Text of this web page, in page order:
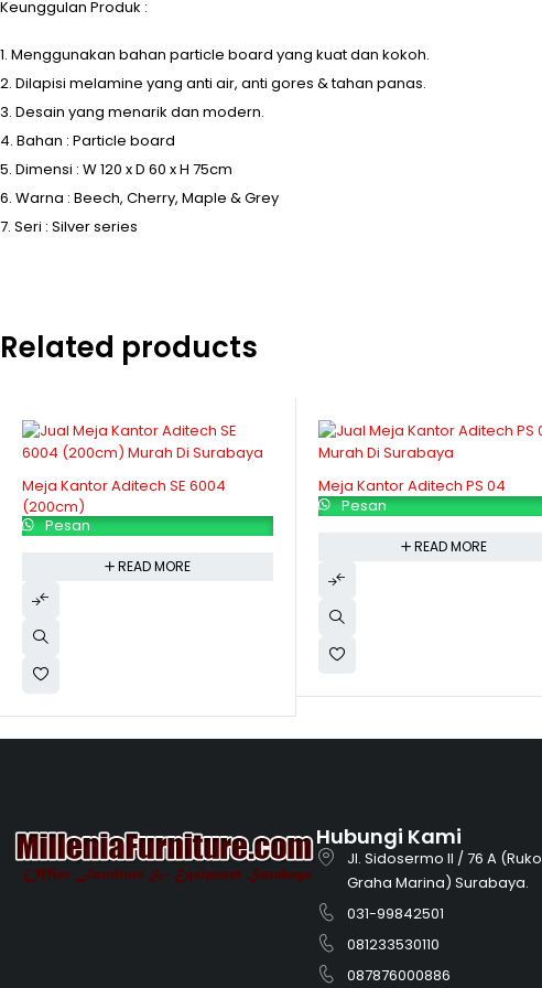
Keunggulan Produk :
Menggunakan bahan particle board yang kuat dan kokoh.
Dilapisi melamine yang anti air, anti gores & tahan panas.
Desain yang menarik dan modern.
Bahan : Particle board
Dimensi : W 120 x D 60 x H 75cm
Warna : Beech, Cherry, Maple & Grey
Seri : Silver series
Related products
Meja Kantor Aditech SE 6004
(200cm)
Pesan
READ MORE
Meja Kantor Aditech PS 04
Pesan
READ MORE
Hubungi Kami
Jl. Sidosermo II / 76 A (Ruko
Graha Marina) Surabaya.
031-99842501
081233530110
087876000886